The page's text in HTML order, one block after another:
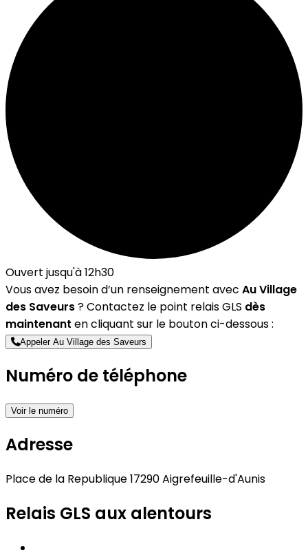
Ouvert jusqu'à 12h30
Vous avez besoin d’un renseignement avec Au Village
des Saveurs? Contactez le point relais GLS dès
maintenant en cliquant sur le bouton ci-dessous :
Appeler Au Village des Saveurs
Numéro de téléphone
Voir le numéro
Adresse
Place de la Republique 17290 Aigrefeuille-d'Aunis
Relais GLS aux alentours